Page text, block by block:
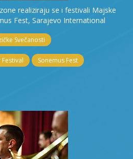
realiziraju se i festivali Majske
Fest, Sarajevo International
Svečanosti
Sonemus Fest